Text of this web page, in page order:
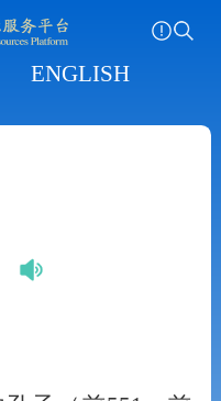
ENGLISH